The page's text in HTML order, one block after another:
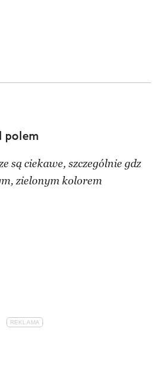
polem
są ciekawe, szczególnie gdz
zielonym kolorem